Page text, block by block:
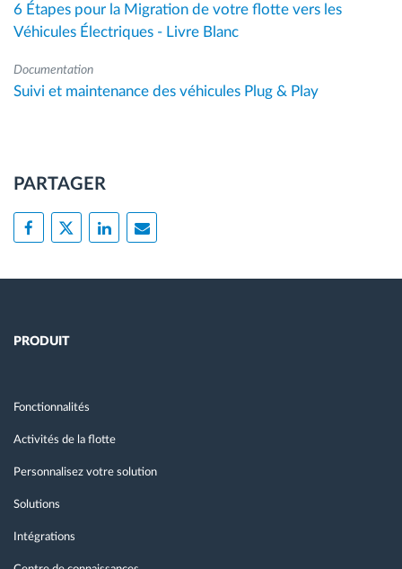
6 Étapes pour la Migration de votre flotte vers les
Véhicules Électriques - Livre Blanc
Documentation
Suivi et maintenance des véhicules Plug & Play
PARTAGER
PRODUIT
Fonctionnalités
Activités de la flotte
Personnalisez votre solution
Solutions
Intégrations